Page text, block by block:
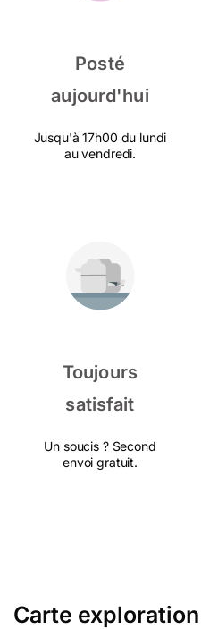
Posté
aujourd'hui
Jusqu'à 17h00 du lundi
au vendredi.
Toujours
satisfait
Un soucis ? Second
envoi gratuit.
Carte